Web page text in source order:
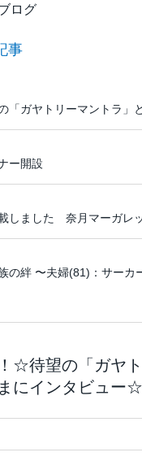
事
「ガヤトリーマントラ
ー開設
しました 奈月マーガレ
の絆 〜夫婦(81)：サー
☆待望の「ガヤ
にインタビュー☆